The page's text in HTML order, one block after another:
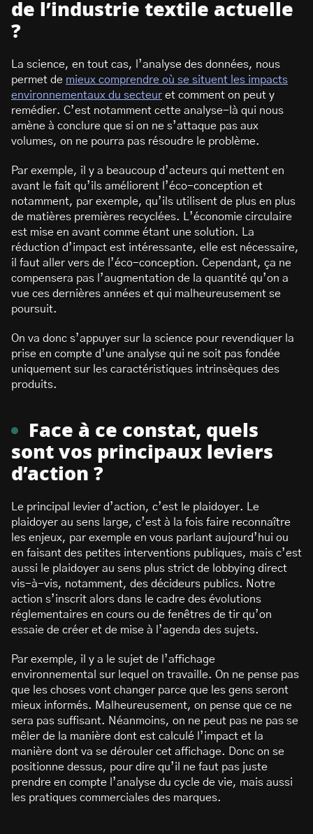
de l’industrie textile actuelle
?
La science, en tout cas, l’analyse des données, nous
permet de mieux comprendre où se situent les impacts
environnementaux du secteur et comment on peut y
remédier. C’est notamment cette analyse-là qui nous
amène à conclure que si on ne s’attaque pas aux
volumes, on ne pourra pas résoudre le problème.
Par exemple, il y a beaucoup d’acteurs qui mettent en
avant le fait qu’ils améliorent l’éco-conception et
notamment, par exemple, qu’ils utilisent de plus en plus
de matières premières recyclées. L’économie circulaire
est mise en avant comme étant une solution. La
réduction d’impact est intéressante, elle est nécessaire,
il faut aller vers de l’éco-conception. Cependant, ça ne
compensera pas l’augmentation de la quantité qu’on a
vue ces dernières années et qui malheureusement se
poursuit.
On va donc s’appuyer sur la science pour revendiquer la
prise en compte d’une analyse qui ne soit pas fondée
uniquement sur les caractéristiques intrinsèques des
produits.
Face à ce constat, quels
sont vos principaux leviers
d’action ?
Le principal levier d’action, c’est le plaidoyer. Le
plaidoyer au sens large, c’est à la fois faire reconnaître
les enjeux, par exemple en vous parlant aujourd’hui ou
en faisant des petites interventions publiques, mais c’est
aussi le plaidoyer au sens plus strict de lobbying direct
vis-à-vis, notamment, des décideurs publics. Notre
action s’inscrit alors dans le cadre des évolutions
réglementaires en cours ou de fenêtres de tir qu’on
essaie de créer et de mise à l’agenda des sujets.
Par exemple, il y a le sujet de l’affichage
environnemental sur lequel on travaille. On ne pense pas
que les choses vont changer parce que les gens seront
mieux informés. Malheureusement, on pense que ce ne
sera pas suffisant. Néanmoins, on ne peut pas ne pas se
mêler de la manière dont est calculé l’impact et la
manière dont va se dérouler cet affichage. Donc on se
positionne dessus, pour dire qu’il ne faut pas juste
prendre en compte l’analyse du cycle de vie, mais aussi
les pratiques commerciales des marques.